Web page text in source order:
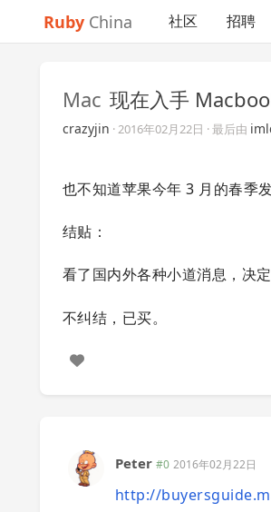
Ruby China 社区 招聘
Mac 现在入手
crazyjin ·2016年02月22日 · 最后由
也不知道苹果今年 3 月的春季
结贴：
看了国内外各种小道消息，决
不纠结，已买。
Peter #0 2016年02月22日
http://